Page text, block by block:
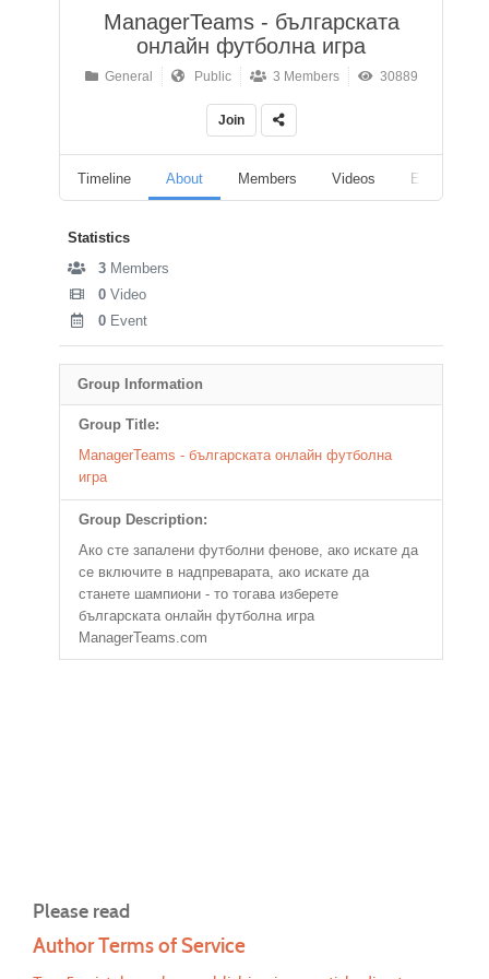
ManagerTeams - българската
онлайн футболна игра
General Public 3 Members 30889
Join
Timeline About Members Videos Events
Statistics
3 Members
0 Video
0 Event
Group Information
Group Title:
ManagerTeams - българската онлайн футболна
игра
Group Description:
Ако сте запалени футболни фенове, ако искате да
се включите в надпреварата, ако искате да
станете шампиони - то тогава изберете
българската онлайн футболна игра
ManagerTeams.com
Please read
Author Terms of Service